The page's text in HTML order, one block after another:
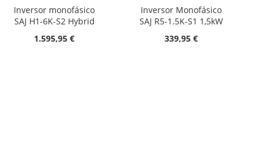
Inversor monofásico
SAJ H1-6K-S2 Hybrid
1.595,95 €
Inversor Monofásico
SAJ R5-1.5K-S1 1,5kW
339,95 €